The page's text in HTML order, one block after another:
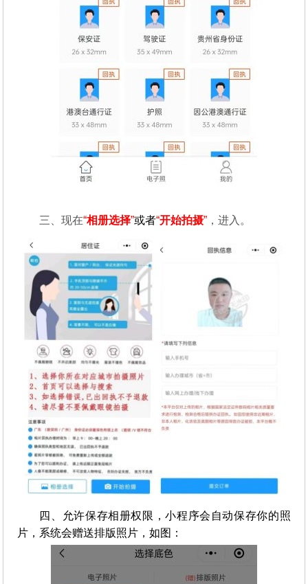
三、现在“相册选择”或者“开始拍摄” ，进入。
四、允许保存相册权限，小程序会自动保存你的照
片，系统会赠送排版照片，如图：